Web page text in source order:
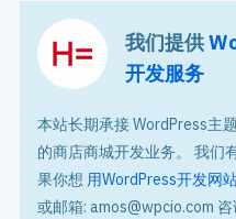
我们提供
开发服务
本站长期承接 WordPress主
的商店商城开发业务。 我们
果你想 用WordPress开发网
或邮箱: amos@wpcio.com 咨